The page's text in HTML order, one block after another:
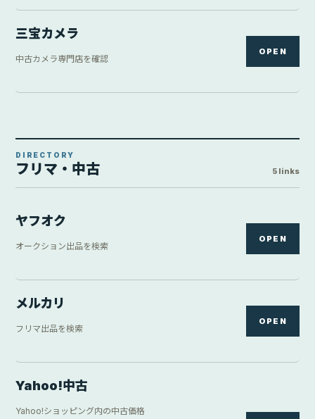
三宝カメラ
中古カメラ専門店を確認
OPEN
DIRECTORY
フリマ・中古 5 links
ヤフオク
オークション出品を検索
OPEN
メルカリ
フリマ出品を検索
OPEN
Yahoo!中古
Yahoo!ショッピング内の中古価格